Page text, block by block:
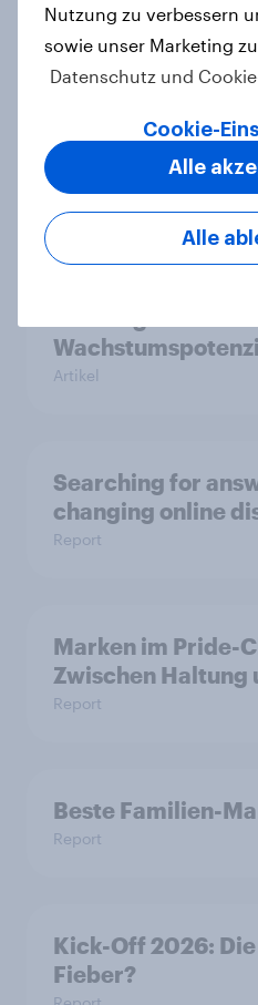
die Suche
Artikel
Das Geschäft mit
Artikel
Searching for
changing online
Report
Marken im Pride-
Zwischen Haltung
Report
Beste Familien-
Report
Kick-Off 2026:
Fieber?​
Nutzung zu verbessern
sowie unser Marketing
Datenschutz und
Cookie-
Alle
Alle